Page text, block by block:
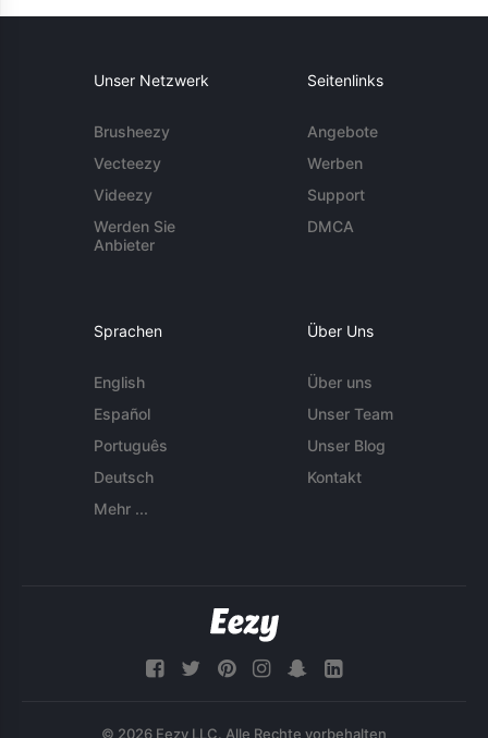
Unser Netzwerk
Brusheezy
Vecteezy
Videezy
Werden Sie
Anbieter
Seitenlinks
Angebote
Werben
Support
DMCA
Sprachen
English
Español
Português
Deutsch
Mehr ...
Über Uns
Über uns
Unser Team
Unser Blog
Kontakt
© 2026 Eezy LLC. Alle Rechte vorbehalten